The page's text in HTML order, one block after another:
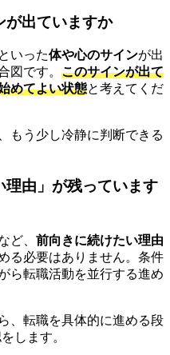
が出ていますか
いった体や心のサインが出
図です。 このサインが出て
めてよい状態と考えてくだ
もう少し冷静に判断できる
由」が残っています
ど、 前向きに続けたい理由
る必要はありません。条件
ら転職活動を並行する進め
、転職を具体的に進める段
します。